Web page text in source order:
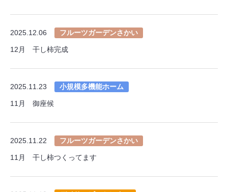
2025.12.06 フルーツガーデンさかい
12月 干し柿完成
2025.11.23 小規模多機能ホーム
11月 御座候
2025.11.22 フルーツガーデンさかい
11月 干し柿つくってます